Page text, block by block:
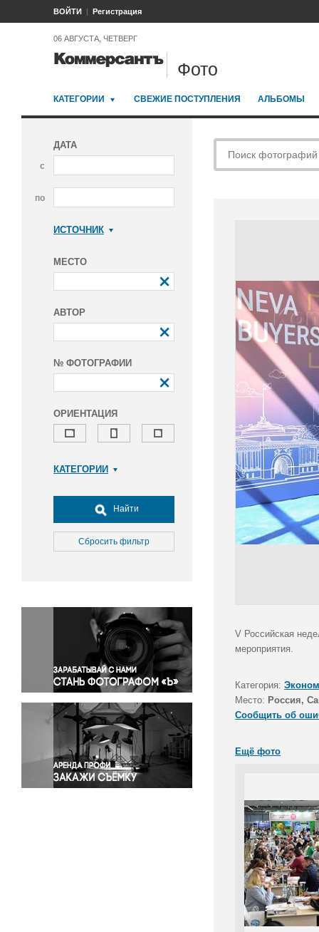
ВОЙТИ Регистрация
06 АВГУСТА, ЧЕТВЕРГ
Фото
КАТЕГОРИИ СВЕЖИЕ ПОСТУПЛЕНИЯ АЛЬБОМЫ
ДАТА
с
по
ИСТОЧНИК
МЕСТО
АВТОР
№ ФОТОГРАФИИ
ОРИЕНТАЦИЯ
КАТЕГОРИИ
Досуг, туризм и отдых
Культура
Медицина
Окружающая среда
Политика
Правосудие
Происшествия и конфликты
Религия
Светская жизнь
Спорт
Экология
Экономика и бизнес
Найти
Сбросить фильтр
V Российская
мероприятия.
Категория:
Место: Россия,
Сообщить об
Ещё фото